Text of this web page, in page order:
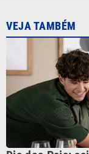
presente ideal